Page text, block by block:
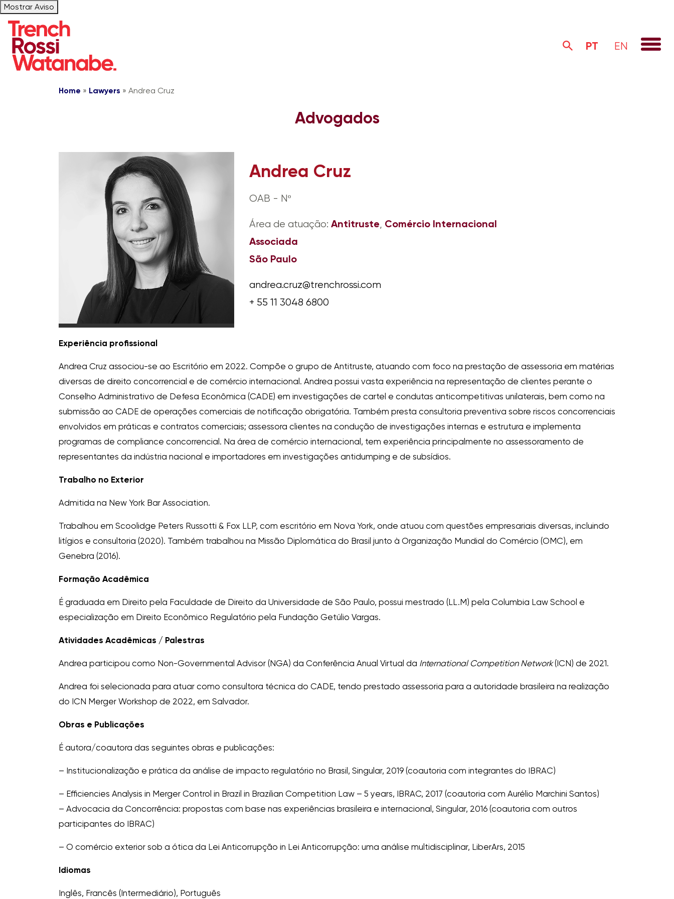
Mostrar Aviso
PT EN
Home » Lawyers » Andrea Cruz
Advogados
Andrea Cruz
OAB - Nº
Área de atuação: Antitruste, Comércio Internacional
Associada
São Paulo
andrea.cruz@trenchrossi.com
+ 55 11 3048 6800
Experiência profissional
Andrea Cruz associou-se ao Escritório em 2022. Compõe o grupo de Antitruste, atuando com foco na prestação de assessoria em matérias
diversas de direito concorrencial e de comércio internacional. Andrea possui vasta experiência na representação de clientes perante o
Conselho Administrativo de Defesa Econômica (CADE) em investigações de cartel e condutas anticompetitivas unilaterais, bem como na
submissão ao CADE de operações comerciais de notificação obrigatória. Também presta consultoria preventiva sobre riscos concorrenciais
envolvidos em práticas e contratos comerciais; assessora clientes na condução de investigações internas e estrutura e implementa
programas de compliance concorrencial. Na área de comércio internacional, tem experiência principalmente no assessoramento de
representantes da indústria nacional e importadores em investigações antidumping e de subsídios.
Trabalho no Exterior
Admitida na New York Bar Association.
Trabalhou em Scoolidge Peters Russotti & Fox LLP, com escritório em Nova York, onde atuou com questões empresariais diversas, incluindo
litígios e consultoria (2020). Também trabalhou na Missão Diplomática do Brasil junto à Organização Mundial do Comércio (OMC), em
Genebra (2016).
Formação Acadêmica
É graduada em Direito pela Faculdade de Direito da Universidade de São Paulo, possui mestrado (LL.M) pela Columbia Law School e
especialização em Direito Econômico Regulatório pela Fundação Getúlio Vargas.
Atividades Acadêmicas / Palestras
Andrea participou como Non-Governmental Advisor (NGA) da Conferência Anual Virtual da International Competition Network(ICN) de 2021.
Andrea foi selecionada para atuar como consultora técnica do CADE, tendo prestado assessoria para a autoridade brasileira na realização
do ICN Merger Workshop de 2022, em Salvador.
Obras e Publicações
É autora/coautora das seguintes obras e publicações:
– Institucionalização e prática da análise de impacto regulatório no Brasil, Singular, 2019 (coautoria com integrantes do IBRAC)
– Efficiencies Analysis in Merger Control in Brazil in Brazilian Competition Law – 5 years, IBRAC, 2017 (coautoria com Aurélio Marchini Santos)
– Advocacia da Concorrência: propostas com base nas experiências brasileira e internacional, Singular, 2016 (coautoria com outros
participantes do IBRAC)
– O comércio exterior sob a ótica da Lei Anticorrupção in Lei Anticorrupção: uma análise multidisciplinar, LiberArs, 2015
Idiomas
Inglês, Francês (Intermediário), Português